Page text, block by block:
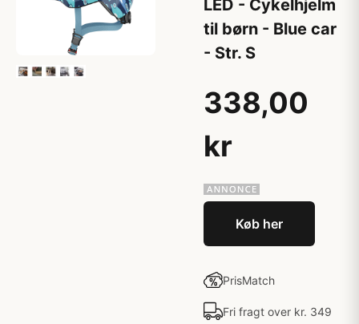
LED - Cykelhjelm
til børn - Blue car
- Str. S
338,00
kr
Køb her
PrisMatch
Fri fragt over kr. 349